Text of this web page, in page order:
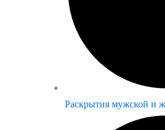
Раскрытия мужской и